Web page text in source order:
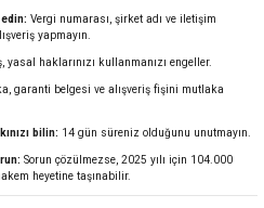
Vergi numarası, şirket adı ve iletişim
yapmayın.
yasal haklarınızı kullanmanızı engeller.
garanti belgesi ve alışveriş fişini mutlaka
bilin: 14 gün süreniz olduğunu unutmayın.
Sorun çözülmezse, 2025 yılı için 104.000
heyetine taşınabilir.